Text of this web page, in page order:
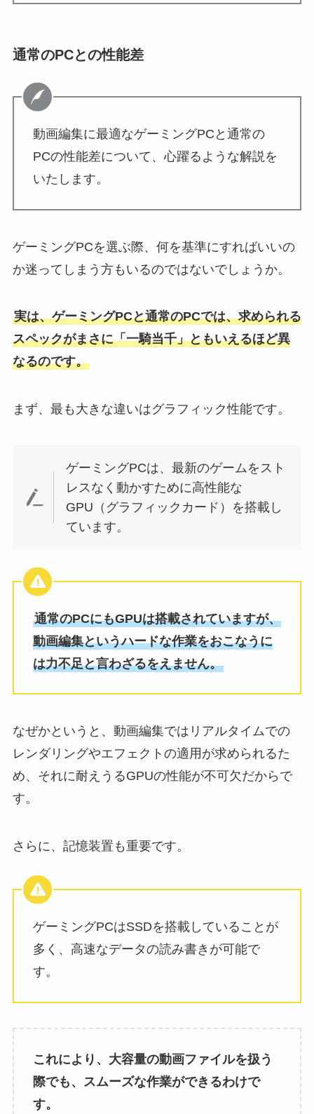
通常のPCとの性能差
動画編集に最適なゲーミングPCと通常の
PCの性能差について、心躍るような解説を
いたします。
ゲーミングPCを選ぶ際、何を基準にすればいいの
か迷ってしまう方もいるのではないでしょうか。
実は、ゲーミングPCと通常のPCでは、求められる
スペックがまさに「一騎当千」ともいえるほど異
なるのです。
まず、最も大きな違いはグラフィック性能です。
ゲーミングPCは、最新のゲームをスト
レスなく動かすために高性能な
GPU（グラフィックカード）を搭載し
ています。
通常のPCにもGPUは搭載されていますが、
動画編集というハードな作業をおこなうに
は力不足と言わざるをえません。
なぜかというと、動画編集ではリアルタイムでの
レンダリングやエフェクトの適用が求められるた
め、それに耐えうるGPUの性能が不可欠だからで
す。
さらに、記憶装置も重要です。
ゲーミングPCはSSDを搭載していることが
多く、高速なデータの読み書きが可能で
す。
これにより、大容量の動画ファイルを扱う
際でも、スムーズな作業ができるわけで
す。